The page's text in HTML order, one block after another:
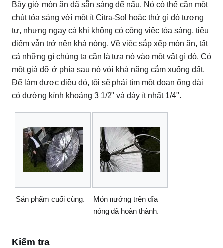
Bây giờ món ăn đã sẵn sàng để nấu. Nó có thể cần một
chút tỏa sáng với một ít Citra-Sol hoặc thứ gì đó tương
tự, nhưng ngay cả khi không có công việc tỏa sáng, tiêu
điểm vẫn trở nên khá nóng. Về việc sắp xếp món ăn, tất
cả những gì chúng ta cần là tựa nó vào một vật gì đó. Có
một giá đỡ ở phía sau nó với khả năng cắm xuống đất.
Để làm được điều đó, tôi sẽ phải tìm một đoạn ống dài
có đường kính khoảng 3 1/2" và dày ít nhất 1/4".
Sản phẩm cuối cùng.
Món nướng trên đĩa
nóng đã hoàn thành.
Kiểm tra